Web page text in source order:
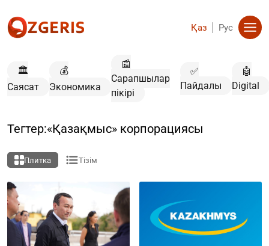
Қаз Рус
🏛️
Саясат
💰
Экономика
📰
Сарапшылар
пікірі
✅
Пайдалы
🤖
Digital
Тегтер:«Қазақмыс» корпорациясы
Плитка Тізім